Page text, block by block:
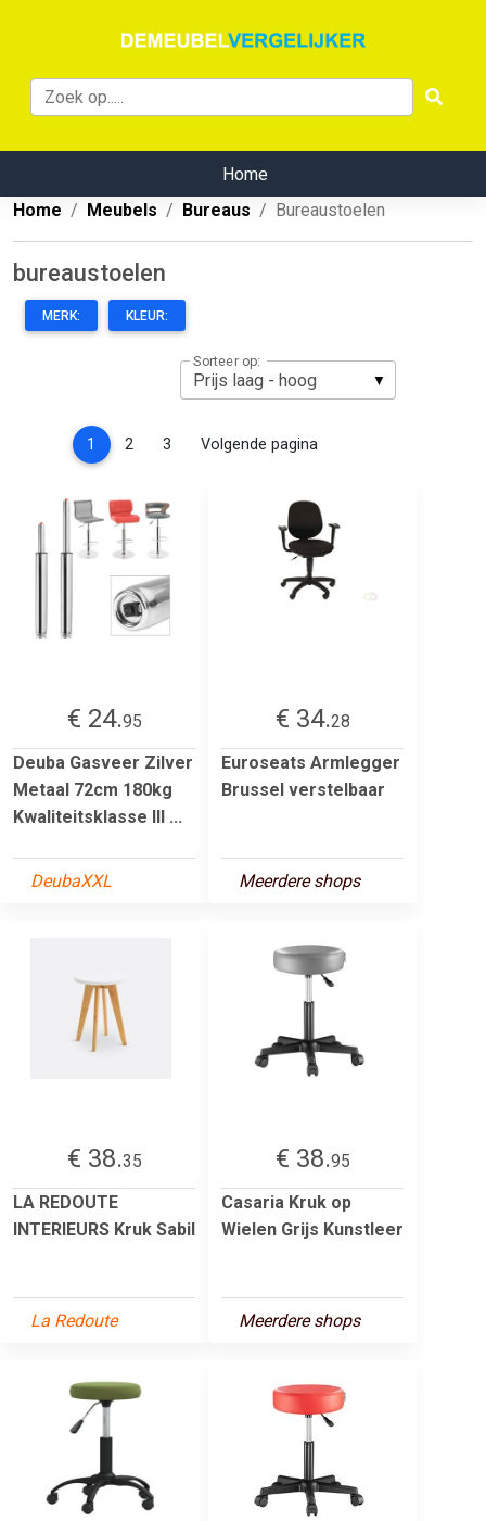
Home
Home
Meubels Bureaus Bureaustoelen
bureaustoelen
MERK: KLEUR:
Sorteer op:
1 (current)
2 3 Volgende pagina
€ 24.95
Deuba Gasveer Zilver
Metaal 72cm 180kg
Kwaliteitsklasse III ...
DeubaXXL
€ 34.28
Euroseats Armlegger
Brussel verstelbaar
Meerdere shops
€ 38.35
LA REDOUTE
INTERIEURS Kruk Sabil
La Redoute
€ 38.95
Casaria Kruk op
Wielen Grijs Kunstleer
Meerdere shops